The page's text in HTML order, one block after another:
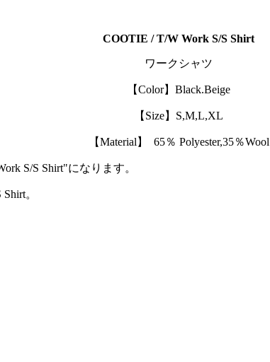
COOTIE / T/W Work S/S Shirt
ワークシャツ
【Color】Black.Beige
【Size】S,M,L,XL
【Material】 65％ Polyester,35％Wool
S/S Shirt"になります。
。